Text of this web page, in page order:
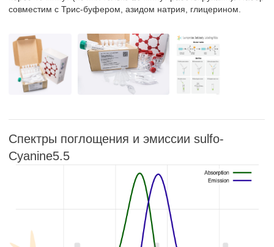
совместим с Трис-буфером, азидом натрия, глицерином.
Спектры поглощения и эмиссии sulfo-
Cyanine5.5